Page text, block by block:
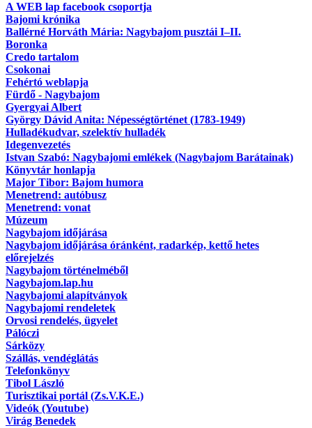
A WEB lap facebook csoportja
Bajomi krónika
Ballérné Horváth Mária: Nagybajom pusztái I–II.
Boronka
Credo tartalom
Csokonai
Fehértó weblapja
Fürdő - Nagybajom
Gyergyai Albert
György Dávid Anita: Népességtörténet (1783-1949)
Hulladékudvar, szelektív hulladék
Idegenvezetés
Istvan Szabó: Nagybajomi emlékek (Nagybajom Barátainak)
Könyvtár honlapja
Major Tibor: Bajom humora
Menetrend: autóbusz
Menetrend: vonat
Múzeum
Nagybajom időjárása
Nagybajom időjárása óránként, radarkép, kettő hetes
előrejelzés
Nagybajom történelméből
Nagybajom.lap.hu
Nagybajomi alapítványok
Nagybajomi rendeletek
Orvosi rendelés, ügyelet
Pálóczi
Sárközy
Szállás, vendéglátás
Telefonkönyv
Tibol László
Turisztikai portál (Zs.V.K.E.)
Videók (Youtube)
Virág Benedek